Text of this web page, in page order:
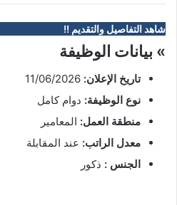
شاهد التفاصيل والتقديم !!
» بيانات الوظيفة
تاريخ الإعلان:
نوع الوظيفة: دوام كامل
منطقة العمل: المعامير
معدل الراتب: عند المقابلة
الجنس : ذكور